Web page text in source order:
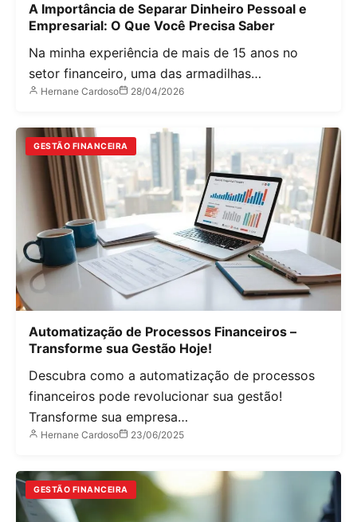
A Importância de Separar Dinheiro Pessoal e
Empresarial: O Que Você Precisa Saber
Na minha experiência de mais de 15 anos no
setor financeiro, uma das armadilhas…
Hernane Cardoso 28/04/2026
GESTÃO FINANCEIRA
Automatização de Processos Financeiros –
Transforme sua Gestão Hoje!
Descubra como a automatização de processos
financeiros pode revolucionar sua gestão!
Transforme sua empresa…
Hernane Cardoso 23/06/2025
GESTÃO FINANCEIRA